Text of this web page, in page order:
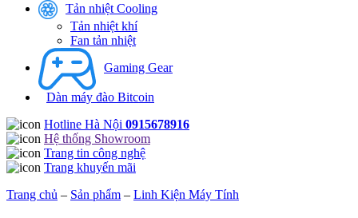
Tản nhiệt Cooling
Tản nhiệt khí
Fan tản nhiệt
Gaming Gear
Dàn máy đào Bitcoin
Hotline Hà Nội 0915678916
Hệ thống Showroom
Trang tin công nghệ
Trang khuyến mãi
Trang chủ – Sản phẩm – Linh Kiện Máy Tính